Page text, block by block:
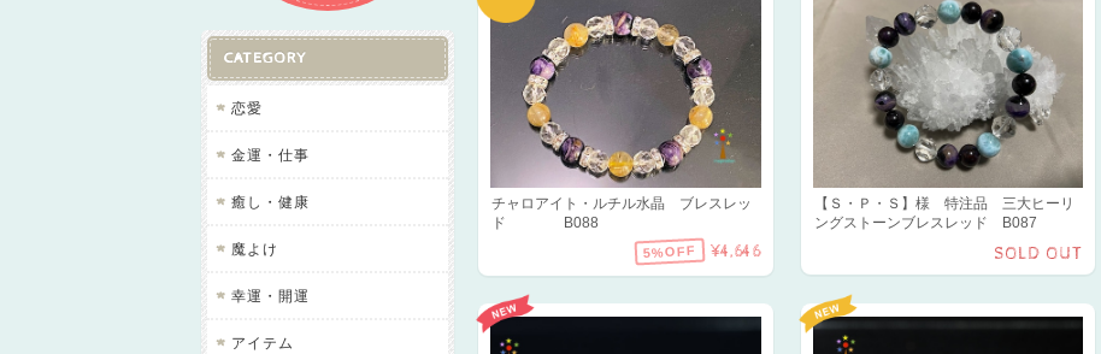
チャロアイト・ルチル水晶 ブレスレッ
ド B088
5%OFF ¥4,646
【Ｓ・Ｐ・Ｓ】様 特注品 三大ヒーリ
ングストーンブレスレッド B087
SOLD OUT
CATEGORY
恋愛
金運・仕事
癒し・健康
魔よけ
幸運・開運
アイテム